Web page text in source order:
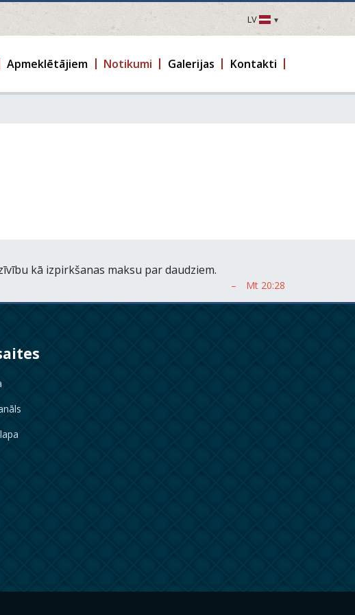
LV
LV
FR
Apmeklētājiem Notikumi Galerijas Kontakti
kā izpirkšanas maksu par daudziem.